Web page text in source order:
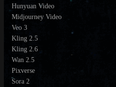
Hunyuan Video
Midjourney Video
Veo 3
Kling 2.5
Kling 2.6
Wan 2.5
Pixverse
Sora 2